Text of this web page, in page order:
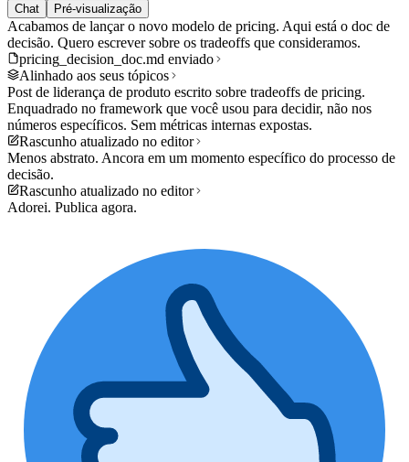
Chat Pré-visualização
Acabamos de lançar o novo modelo de pricing. Aqui está o doc de
decisão. Quero escrever sobre os tradeoffs que consideramos.
pricing_decision_doc.md enviado
Alinhado aos seus tópicos
Post de liderança de produto escrito sobre tradeoffs de pricing.
Enquadrado no framework que você usou para decidir, não nos
números específicos. Sem métricas internas expostas.
Rascunho atualizado no editor
Menos abstrato. Ancora em um momento específico do processo de
decisão.
Rascunho atualizado no editor
Adorei. Publica agora.